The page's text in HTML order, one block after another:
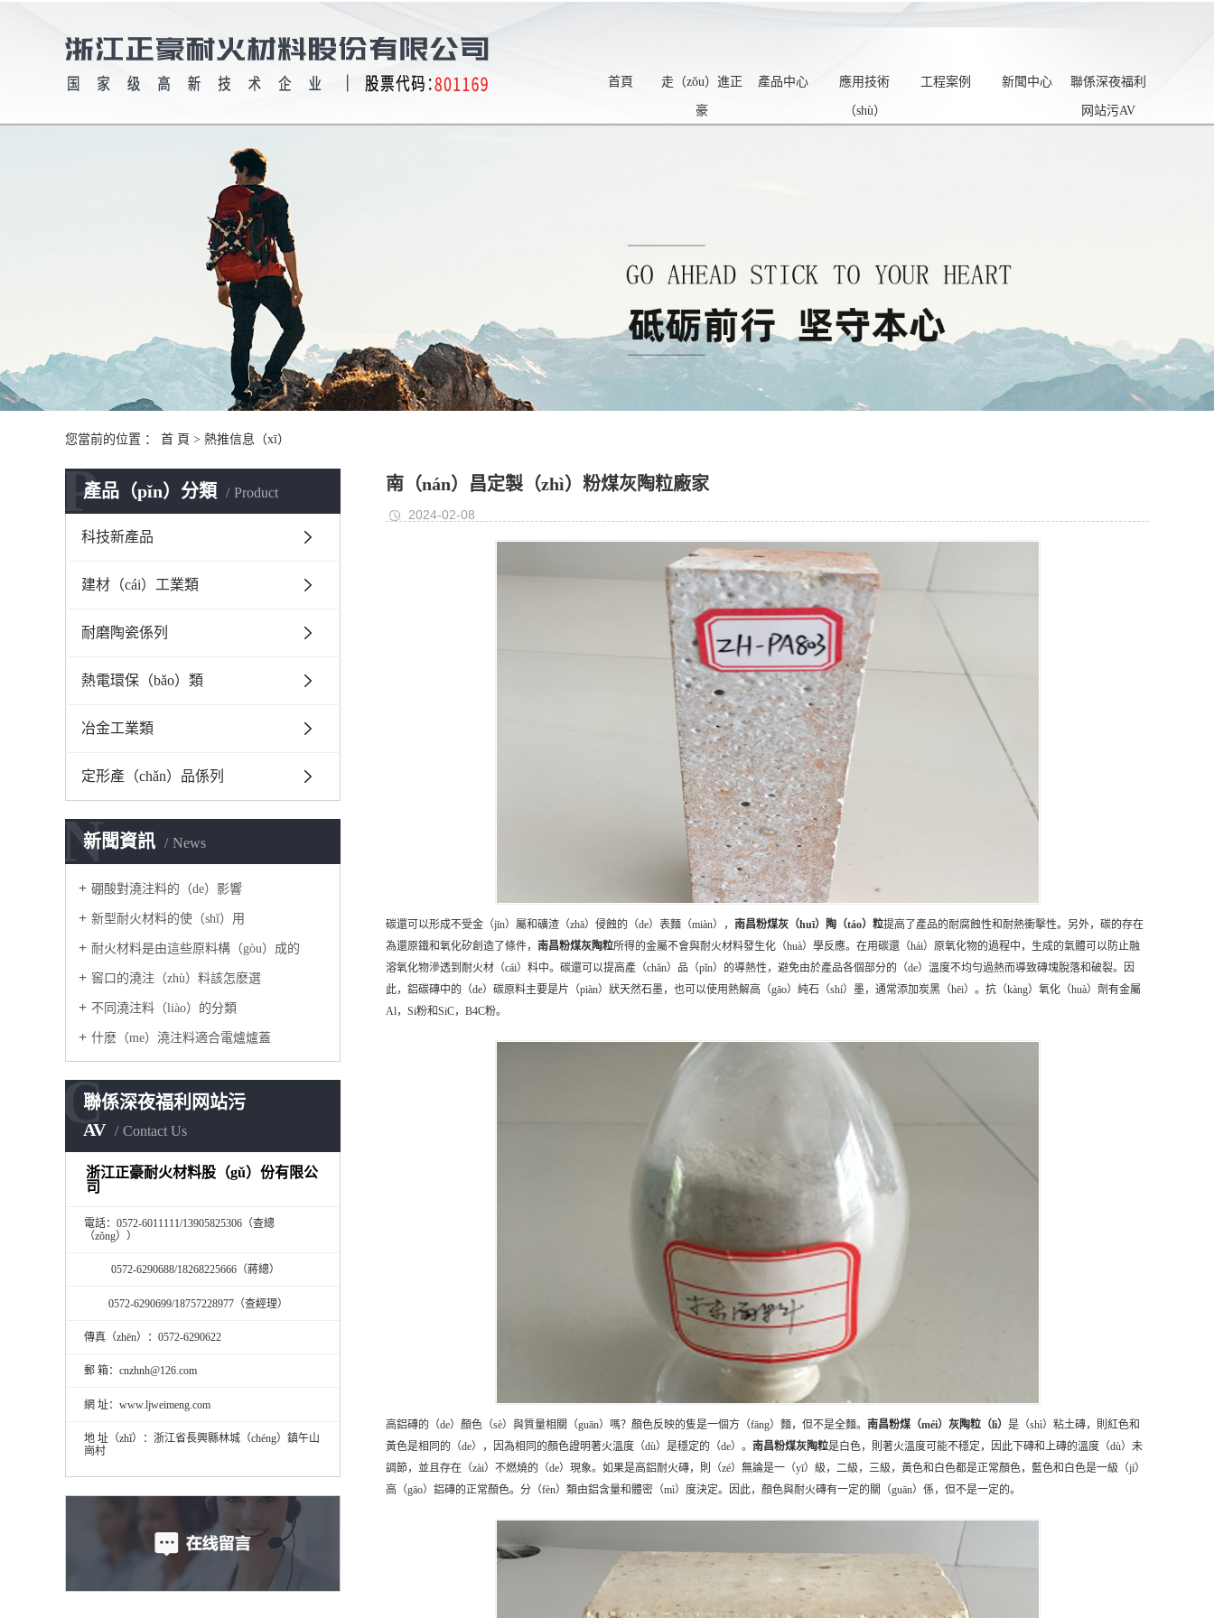
首頁 走（zǒu）進正
豪
產品中心 應用技術
（shù）
工程案例 新聞中心 聯係深夜福利
网站污AV
您當前的位置 ： 首 頁 > 熱推信息（xī）
產品（pǐn）分類 Product
P
科技新產品
建材（cái）工業類
耐磨陶瓷係列
熱電環保（bǎo）類
冶金工業類
定形產（chǎn）品係列
新聞資訊 News
N
硼酸對澆注料的（de）影響
新型耐火材料的使（shǐ）用
耐火材料是由這些原料構（gòu）成的
窖口的澆注（zhù）料該怎麽選
不同澆注料（liào）的分類
什麽（me）澆注料適合電爐爐蓋
聯係深夜福利网站污
AV
Contact Us
C
浙江正豪耐火材料股（gǔ）份有限公
司
電話：0572-6011111/13905825306（查總
（zǒng））
0572-6290688/18268225666（蔣總）
0572-6290699/18757228977（查經理）
傳真（zhēn）：0572-6290622
郵 箱：cnzhnh@126.com
網 址：www.ljweimeng.com
地 址（zhǐ）：浙江省長興縣林城（chéng）鎮午山
崗村
南（nán）昌定製（zhì）粉煤灰陶粒廠家
2024-02-08
碳還可以形成不受金（jīn）屬和礦渣（zhā）侵蝕的（de）表麵（miàn）， 南昌粉煤灰（huī）陶（táo）粒提高了產品的耐腐蝕性和耐熱衝擊性。另外，碳的存在
為還原鐵和氧化矽創造了條件， 南昌粉煤灰陶粒所得的金屬不會與耐火材料發生化（huà）學反應。在用碳還（hái）原氧化物的過程中，生成的氣體可以防止融
溶氧化物滲透到耐火材（cái）料中。碳還可以提高產（chǎn）品（pǐn）的導熱性，避免由於產品各個部分的（de）溫度不均勻過熱而導致磚塊脫落和破裂。因
此，鋁碳磚中的（de）碳原料主要是片（piàn）狀天然石墨，也可以使用熱解高（gāo）純石（shí）墨，通常添加炭黑（hēi）。抗（kàng）氧化（huà）劑有金屬
Al，Si粉和SiC，B4C粉。
高鋁磚的（de）顏色（sè）與質量相關（guān）嗎？顏色反映的隻是一個方（fāng）麵，但不是全麵。 南昌粉煤（méi）灰陶粒（lì） 是（shì）粘土磚，則紅色和
黃色是相同的（de），因為相同的顏色證明著火溫度（dù）是穩定的（de）。 南昌粉煤灰陶粒是白色，則著火溫度可能不穩定，因此下磚和上磚的溫度（dù）未
調節，並且存在（zài）不燃燒的（de）現象。如果是高鋁耐火磚，則（zé）無論是一（yī）級，二級，三級，黃色和白色都是正常顏色，藍色和白色是一級（jí）
高（gāo）鋁磚的正常顏色。分（fèn）類由鋁含量和體密（mì）度決定。因此，顏色與耐火磚有一定的關（guān）係，但不是一定的。